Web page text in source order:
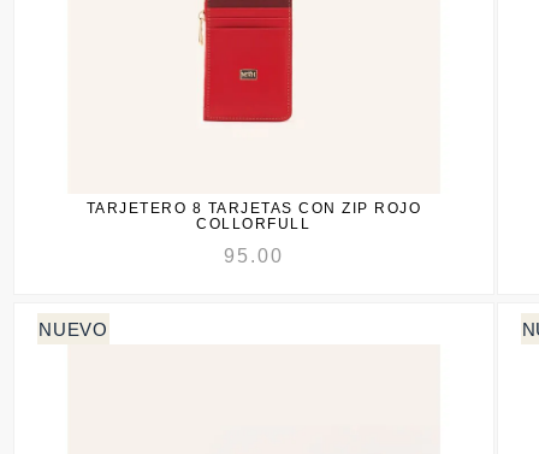
TARJETERO 8 TARJETAS CON ZIP ROJO
COLLORFULL
95.00